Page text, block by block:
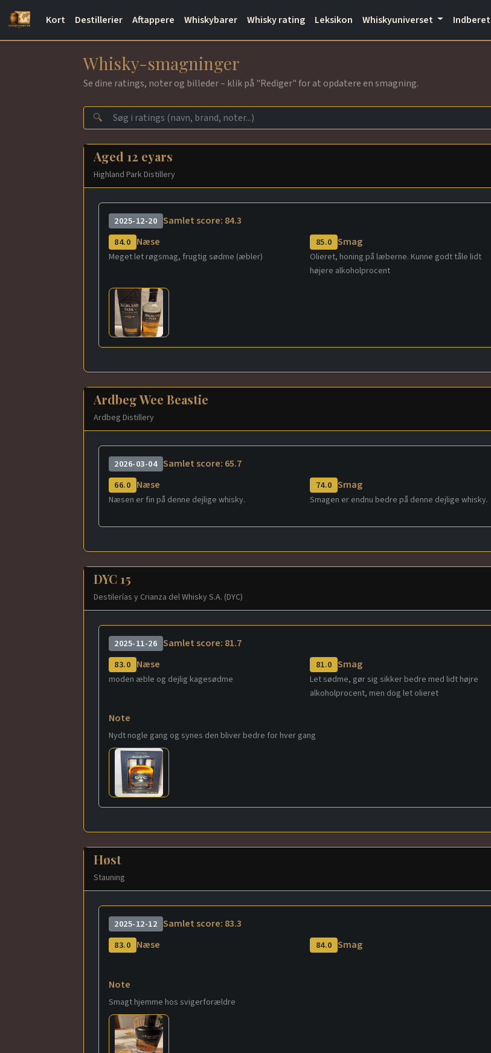
Kort Destillerier Aftappere Whiskybarer Whisky rating Leksikon Whiskyuniverset Indberet
Whisky-smagninger
Se dine ratings, noter og billeder – klik på "Rediger" for at opdatere en smagning.
🔍
Aged 12 eyars
Highland Park Distillery
2025-12-20 Samlet score: 84.3
84.0 Næse
Meget let røgsmag, frugtig sødme (æbler)
85.0 Smag
Olieret, honing på læberne. Kunne godt tåle lidt
højere alkoholprocent
Ardbeg Wee Beastie
Ardbeg Distillery
2026-03-04 Samlet score: 65.7
66.0 Næse
Næsen er fin på denne dejlige whisky.
74.0 Smag
Smagen er endnu bedre på denne dejlige whisky.
DYC 15
Destilerías y Crianza del Whisky S.A. (DYC)
2025-11-26 Samlet score: 81.7
83.0 Næse
moden æble og dejlig kagesødme
81.0 Smag
Let sødme, gør sig sikker bedre med lidt højre
alkoholprocent, men dog let olieret
Note
Nydt nogle gang og synes den bliver bedre for hver gang
Høst
Stauning
2025-12-12 Samlet score: 83.3
83.0 Næse 84.0 Smag
Note
Smagt hjemme hos svigerforældre